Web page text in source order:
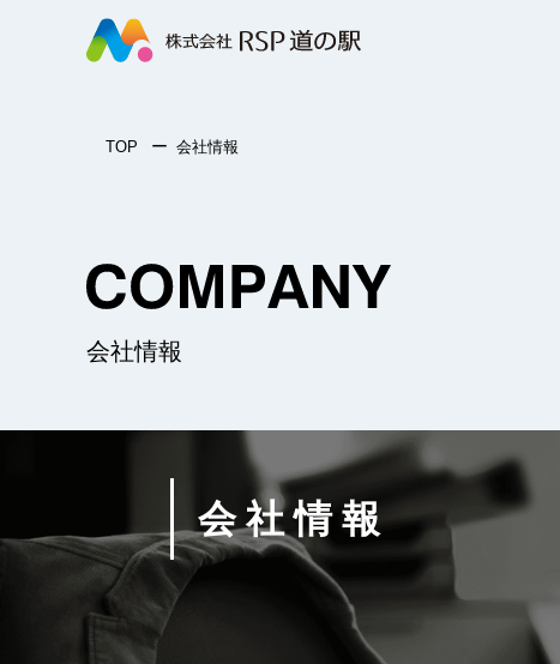
株
会
RSP
道
駅
TOP ー 会社情報
COMPANY
会社情報
会社情報